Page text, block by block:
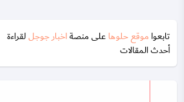
تابعواموقع حلوهاعلى منصةاخبار جوجللقراءة
أحدث المقالات